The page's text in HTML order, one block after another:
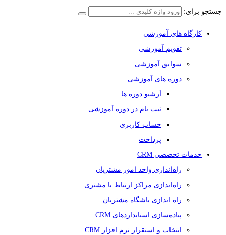
جستجو برای:
کارگاه های آموزشی
تقویم آموزشی
سوابق آموزشی
دوره های آموزشی
آرشیو دوره ها
ثبت نام در دوره آموزشی
حساب کاربری
پرداخت
خدمات تخصصی CRM
راه‌اندازی واحد امور مشتریان
راه‌اندازی مراکز ارتباط با مشتری
راه اندازی باشگاه مشتریان
پیاده‌سازی استانداردهای CRM
انتخاب و استقرار نرم افزار CRM